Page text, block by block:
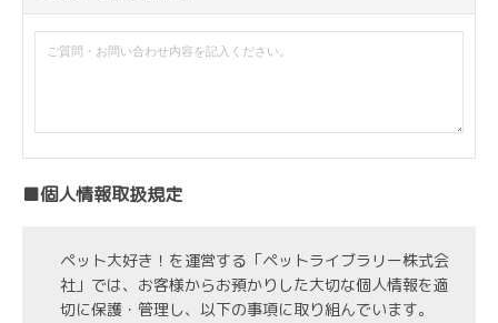
■個人情報取扱規定
ペット大好き！を運営する「ペットライブラリー株式会
社」では、お客様からお預かりした大切な個人情報を適
切に保護・管理し、以下の事項に取り組んでいます。